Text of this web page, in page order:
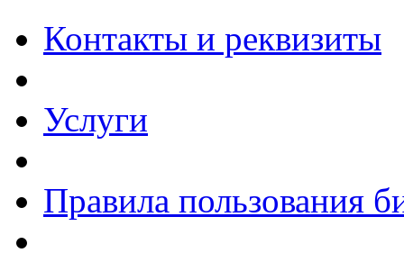
Контакты и реквизиты
Услуги
Правила пользования